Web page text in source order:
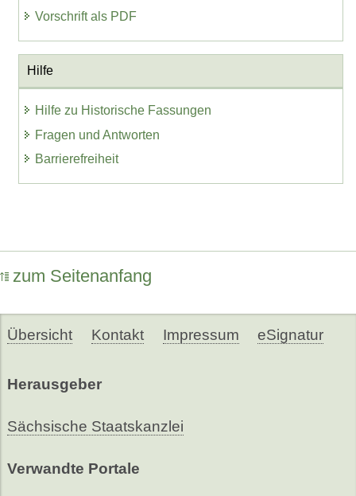
Vorschrift als PDF
Hilfe
Hilfe zu Historische Fassungen
Fragen und Antworten
Barrierefreiheit
zum Seitenanfang
Übersicht Kontakt Impressum eSignatur
Herausgeber
Sächsische Staatskanzlei
Verwandte Portale